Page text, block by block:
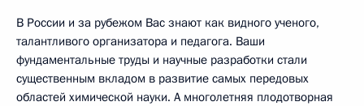
В России и за рубежом Вас знают как видного ученого,
талантливого организатора и педагога. Ваши
фундаментальные труды и научные разработки стали
существенным вкладом в развитие самых передовых
областей химической науки. А многолетняя плодотворная